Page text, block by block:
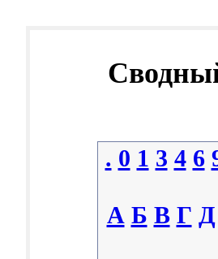
. 0 1 3 4 6
А Б В Г Д